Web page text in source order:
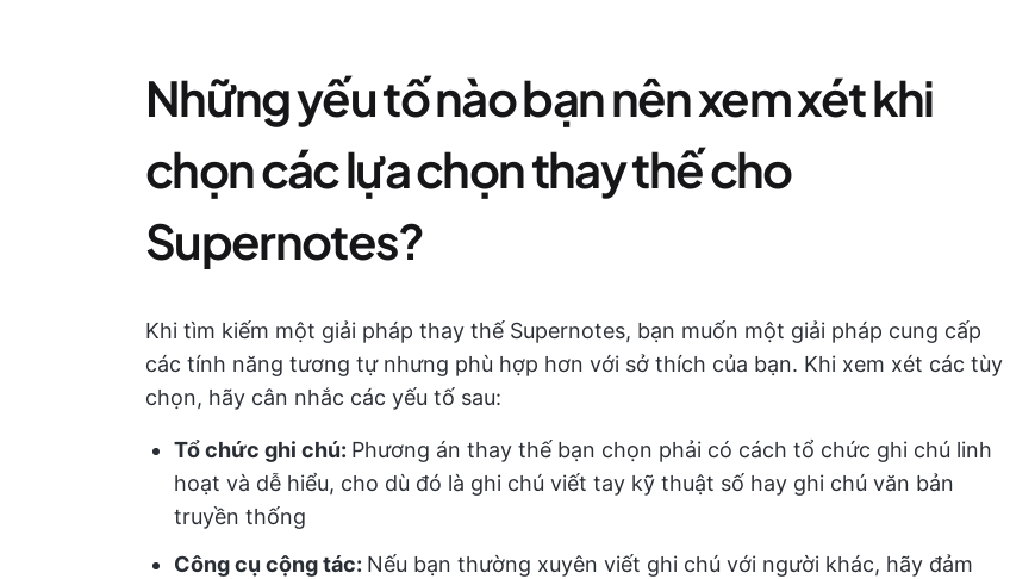
Những yếu tố nào bạn nên xem xét khi
chọn các lựa chọn thay thế cho
Supernotes?
Khi tìm kiếm một giải pháp thay thế Supernotes, bạn muốn một giải pháp cung cấp
các tính năng tương tự nhưng phù hợp hơn với sở thích của bạn. Khi xem xét các tùy
chọn, hãy cân nhắc các yếu tố sau:
Tổ chức ghi chú: Phương án thay thế bạn chọn phải có cách tổ chức ghi chú linh
hoạt và dễ hiểu, cho dù đó là ghi chú viết tay kỹ thuật số hay ghi chú văn bản
truyền thống
Công cụ cộng tác: Nếu bạn thường xuyên viết ghi chú với người khác, hãy đảm